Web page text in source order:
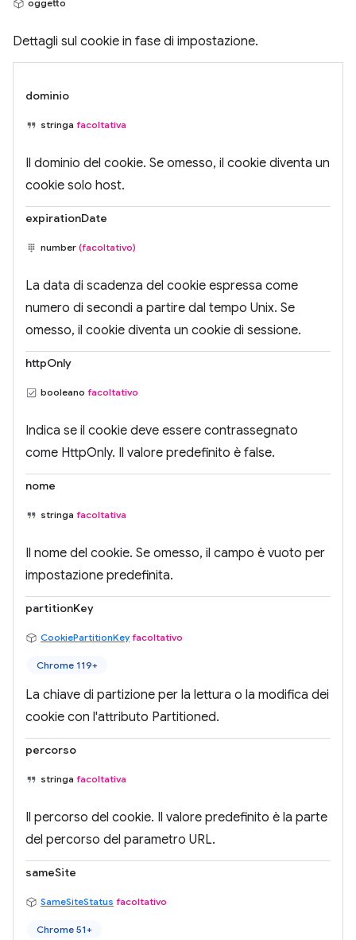
oggetto
Dettagli sul cookie in fase di impostazione.
dominio
stringa facoltativa
Il dominio del cookie. Se omesso, il cookie diventa un
cookie solo host.
expirationDate
number (facoltativo)
La data di scadenza del cookie espressa come
numero di secondi a partire dal tempo Unix. Se
omesso, il cookie diventa un cookie di sessione.
httpOnly
booleano facoltativo
Indica se il cookie deve essere contrassegnato
come HttpOnly. Il valore predefinito è false.
nome
stringa facoltativa
Il nome del cookie. Se omesso, il campo è vuoto per
impostazione predefinita.
partitionKey
CookiePartitionKey facoltativo
Chrome 119+
La chiave di partizione per la lettura o la modifica dei
cookie con l'attributo Partitioned.
percorso
stringa facoltativa
Il percorso del cookie. Il valore predefinito è la parte
del percorso del parametro URL.
sameSite
SameSiteStatus facoltativo
Chrome 51+